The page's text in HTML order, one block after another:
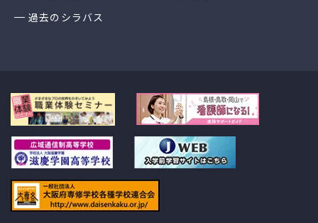
過去のシラバス